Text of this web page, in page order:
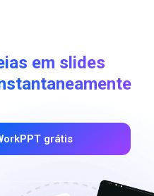
em slides
grátis